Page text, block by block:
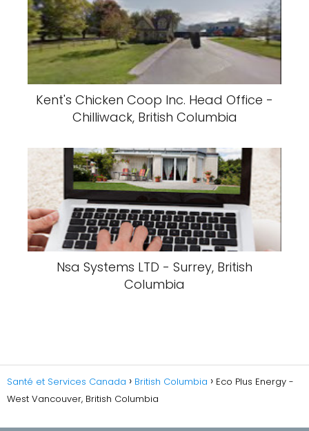
Kent's Chicken Coop Inc. Head Office -
Chilliwack, British Columbia
Nsa Systems LTD - Surrey, British
Columbia
Santé et Services Canada British Columbia
Eco Plus Energy -
West Vancouver, British Columbia